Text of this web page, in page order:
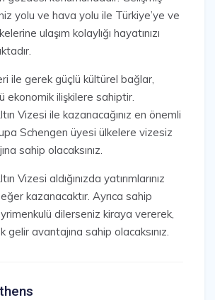
yolu ve hava yolu ile Türkiye’ye ve
ulaşım kolaylığı hayatınızı
ile gerek güçlü kültürel bağlar,
ekonomik ilişkilere sahiptir.
Vizesi ile kazanacağınız en önemli
Schengen üyesi ülkelere vizesiz
sahip olacaksınız.
Vizesi aldığınızda yatırımlarınız
kazanacaktır. Ayrıca sahip
dilerseniz kiraya vererek,
gelir avantajına sahip olacaksınız.